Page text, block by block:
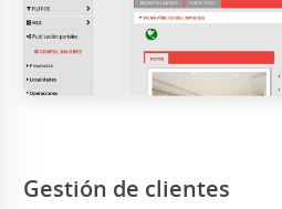
Gestión de clientes